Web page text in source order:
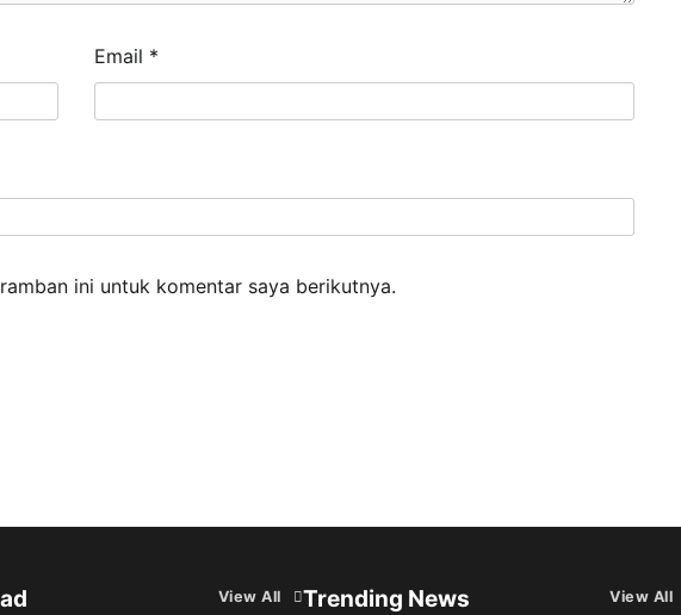
Email *
ini untuk komentar saya berikutnya.
View All Trending News View All